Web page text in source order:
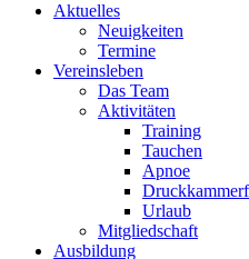
Aktuelles
Neuigkeiten
Termine
Vereinsleben
Das Team
Aktivitäten
Training
Tauchen
Apnoe
Urlaub
Mitgliedschaft
Ausbildung